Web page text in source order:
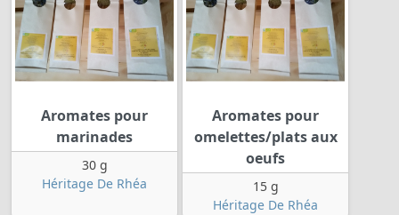
Aromates pour
marinades
30 g
Héritage De Rhéa
Aromates pour
omelettes/plats aux
oeufs
15 g
Héritage De Rhéa